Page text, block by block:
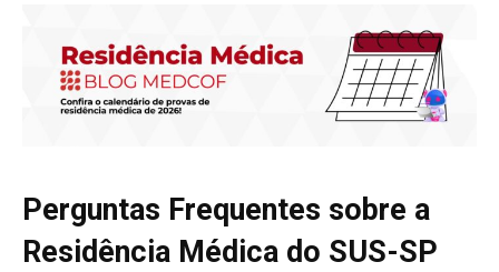
Perguntas Frequentes sobre a
Residência Médica do SUS-SP